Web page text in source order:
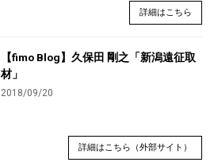
詳細はこちら
【fimo Blog】久保田 剛之「新潟遠征取
材」
2018/09/20
詳細はこちら（外部サイト）